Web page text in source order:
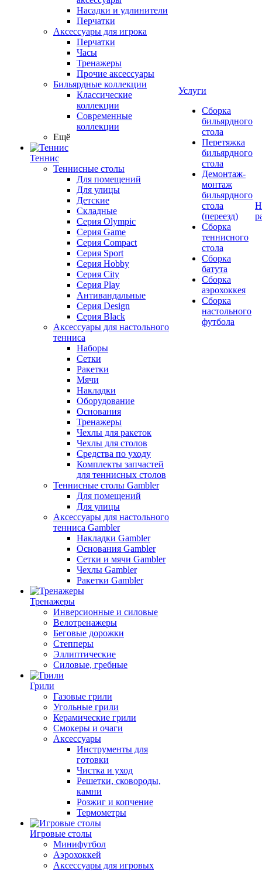
Насадки и удлинители
Перчатки
Аксессуары для игрока
Перчатки
Часы
Тренажеры
Прочие аксессуары
Бильярдные коллекции
Классические
коллекции
Современные
коллекции
Ещё
Теннис
Теннисные столы
Для помещений
Для улицы
Детские
Складные
Серия Olympic
Серия Game
Серия Compact
Серия Sport
Серия Hobby
Серия City
Серия Play
Антивандальные
Серия Design
Серия Black
Аксессуары для настольного
тенниса
Наборы
Сетки
Ракетки
Мячи
Накладки
Оборудование
Основания
Тренажеры
Чехлы для ракеток
Чехлы для столов
Средства по уходу
Комплекты запчастей
для теннисных столов
Теннисные столы Gambler
Для помещений
Для улицы
Аксессуары для настольного
тенниса Gambler
Накладки Gambler
Основания Gambler
Сетки и мячи Gambler
Чехлы Gambler
Ракетки Gambler
Тренажеры
Инверсионные и силовые
Велотренажеры
Беговые дорожки
Степперы
Эллиптические
Силовые, гребные
Грили
Газовые грили
Угольные грили
Керамические грили
Смокеры и очаги
Аксессуары
Инструменты для
готовки
Чистка и уход
Решетки, сковороды,
камни
Розжиг и копчение
Термометры
Игровые столы
Минифутбол
Аэрохоккей
Аксессуары для игровых
Услуги
Сборка
бильярдного
стола
Перетяжка
бильярдного
стола
Демонтаж-
монтаж
бильярдного
стола
(переезд)
Сборка
теннисного
стола
Сборка
батута
Сборка
аэрохоккея
Сборка
настольного
футбола